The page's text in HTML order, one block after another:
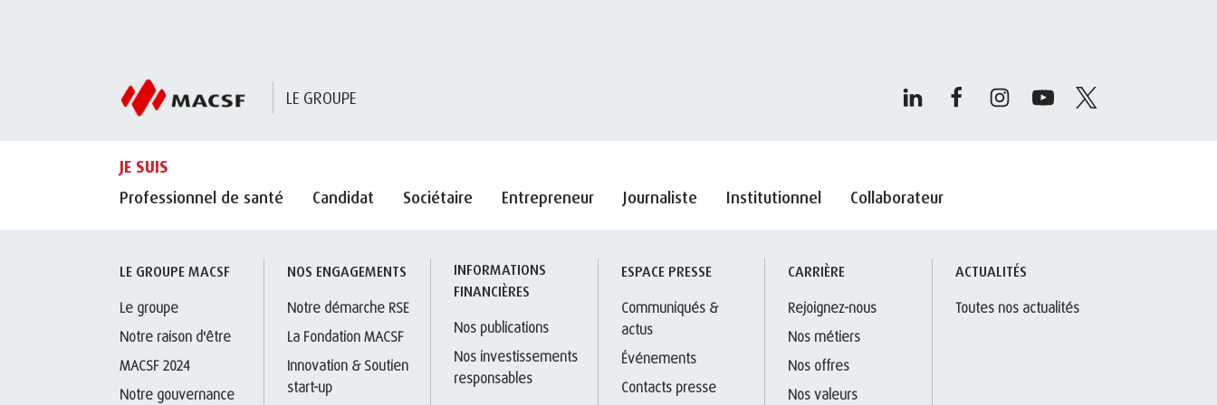
LE GROUPE
JE SUIS
Professionnel de santé
Candidat Sociétaire Entrepreneur Journaliste Institutionnel Collaborateur
LE GROUPE MACSF
Le groupe
Notre raison d'être
MACSF 2024
Notre gouvernance
NOS ENGAGEMENTS
Notre démarche RSE
La Fondation MACSF
Innovation & Soutien
start-up
INFORMATIONS
FINANCIÈRES
Nos publications
Nos investissements
responsables
ESPACE PRESSE
Communiqués &
actus
Événements
Contacts presse
CARRIÈRE
Rejoignez-nous
Nos métiers
Nos offres
Nos valeurs
ACTUALITÉS
Toutes nos actualités